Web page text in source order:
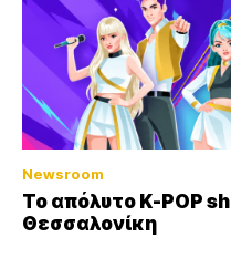
Newsroom
Το απόλυτο K-POP
Θεσσαλονίκη